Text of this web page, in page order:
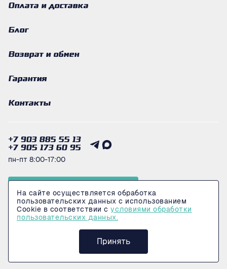
Оплата и доставка
Блог
Возврат и обмен
Гарантия
Контакты
+7 903 885 55 13
+7 905 173 60 95
пн-пт 8:00-17:00
Политика конфеденциальности
На сайте осуществляется обработка
пользовательских данных с использованием
Cookie в соответствии с условиями обработки
пользовательских данных.
Принять